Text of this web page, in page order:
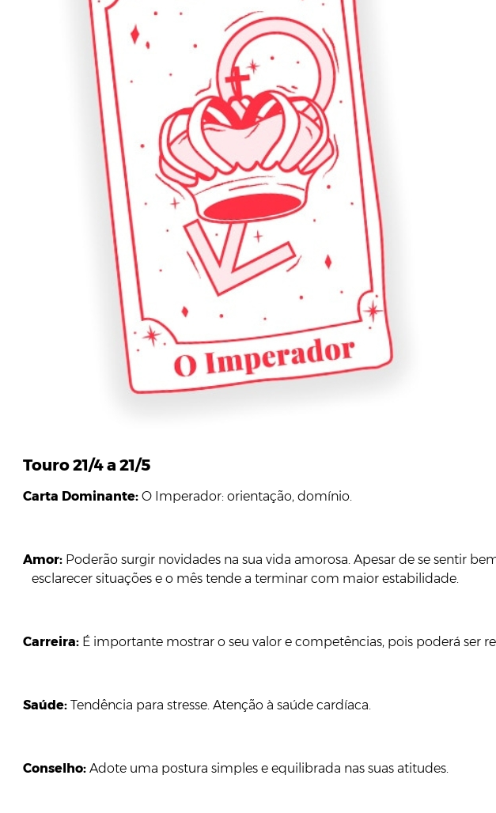
Touro 21/4 a 21/5
Carta Dominante: O Imperador: orientação, domínio.
Amor: Poderão surgir novidades na sua vida amorosa. Apesar de se sentir
esclarecer situações e o mês tende a terminar com maior estabilidade.
Carreira: É importante mostrar o seu valor e competências, pois poderá ser
Saúde: Tendência para stresse. Atenção à saúde cardíaca.
Conselho: Adote uma postura simples e equilibrada nas suas atitudes.